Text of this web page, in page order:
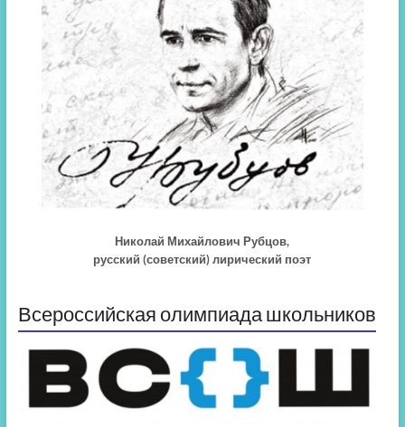
Николай Михайлович Рубцов,
русский (советский) лирический поэт
Всероссийская олимпиада школьников